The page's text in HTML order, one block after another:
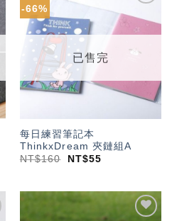
-66%
「願
望輕
已售完
每日練習筆記本
ThinkxDream 夾鏈組A
NT$160 NT$55